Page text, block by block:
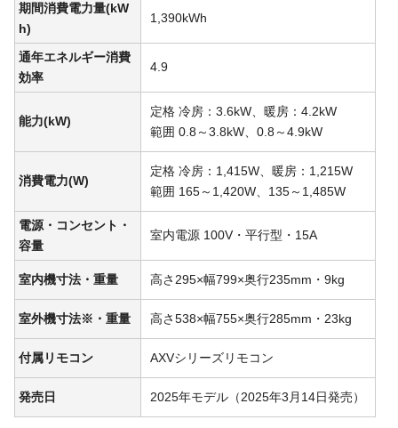
期間消費電力量(kW
h)
1,390kWh
通年エネルギー消費
効率
4.9
能力(kW)
定格 冷房：3.6kW、暖房：4.2kW
範囲 0.8～3.8kW、0.8～4.9kW
消費電力(W)
定格 冷房：1,415W、暖房：1,215W
範囲 165～1,420W、135～1,485W
電源・コンセント・
容量
室内電源 100V・平行型・15A
室内機寸法・重量 高さ295×幅799×奥行235mm・9kg
室外機寸法※・重量 高さ538×幅755×奥行285mm・23kg
付属リモコン AXVシリーズリモコン
発売日 2025年モデル（2025年3月14日発売）